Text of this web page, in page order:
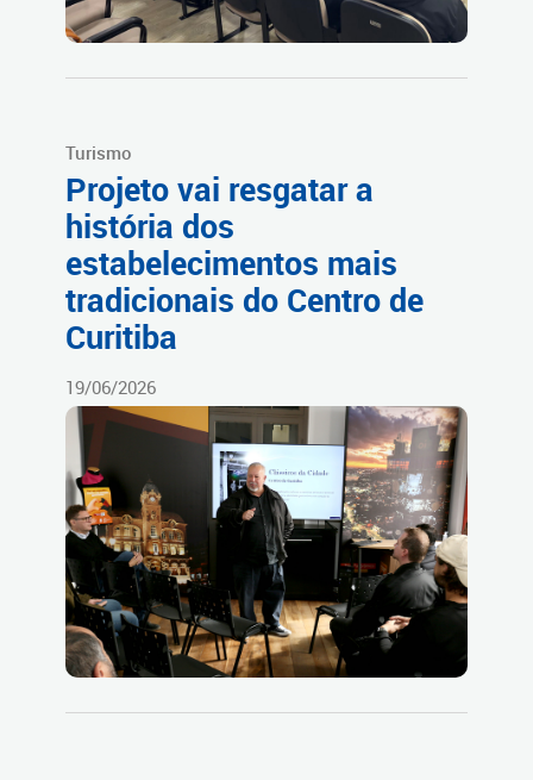
Turismo
Projeto vai resgatar a
história dos
estabelecimentos mais
tradicionais do Centro de
Curitiba
19/06/2026